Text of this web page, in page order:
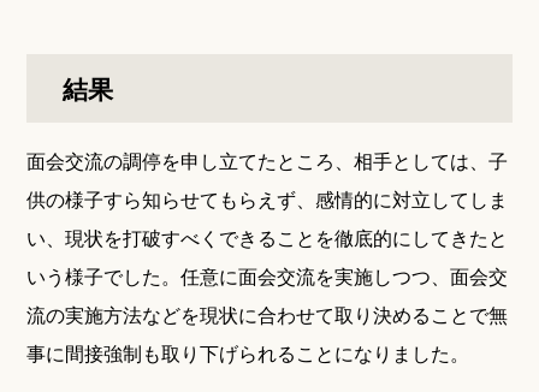
結果
面会交流の調停を申し立てたところ、相手としては、子
供の様子すら知らせてもらえず、感情的に対立してしま
い、現状を打破すべくできることを徹底的にしてきたと
いう様子でした。任意に面会交流を実施しつつ、面会交
流の実施方法などを現状に合わせて取り決めることで無
事に間接強制も取り下げられることになりました。